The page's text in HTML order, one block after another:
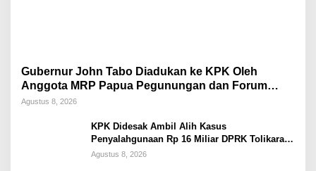
Gubernur John Tabo Diadukan ke KPK Oleh
Anggota MRP Papua Pegunungan dan Forum
Warga Papua
Agustus 8, 2026
KPK Didesak Ambil Alih Kasus
Penyalahgunaan Rp 16 Miliar DPRK Tolikara
Tahun 2017
Agustus 8, 2026